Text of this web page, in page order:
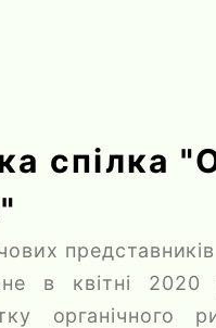
спілка
в квітні
органічного